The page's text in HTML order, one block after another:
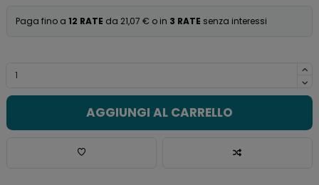
Paga fino a 12 RATE da 21,07 € o in 3 RATE senza interessi
AGGIUNGI AL CARRELLO